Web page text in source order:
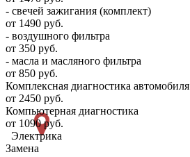
- свечей зажигания (комплект)
от 1490 руб.
- воздушного фильтра
от 350 руб.
- масла и масляного фильтра
от 850 руб.
Комплексная диагностика автомобиля
от 2450 руб.
Компьютерная диагностика
от 1090 руб.
Электрика
Замена